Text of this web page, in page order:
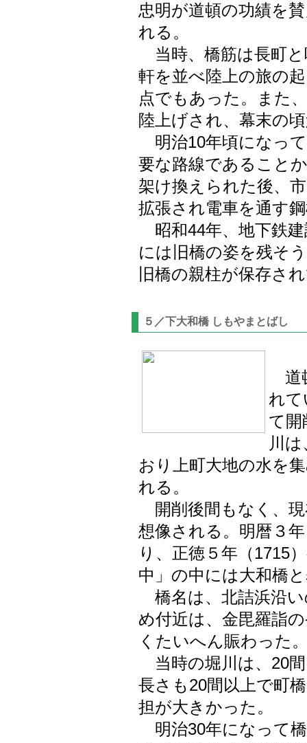
忠明が道頓の功績を
れる。
当時、橋筋は長町
軒を並べ陸上の旅の
点でもあった。また
陸上げされ、幕末の
明治10年頃になっ
要な路線であること
架け換えられた後、
拡張され電車を通す
昭和44年、地下鉄
には旧橋の姿を残そ
旧橋の親柱が保存さ
５／下大和橋 しもやまとばし
道
れて
て開
川
おり上町大地の水を
れる。
開削後間もなく、
想像される。明暦３
り、正徳５年（1715
中」の中には大和橋
橋名は、北詰浜沿
め付近は、金毘羅詣
くたいへん賑わった
当時の堀川は、20
長さも20間以上で町
担が大きかった。
明治30年になって